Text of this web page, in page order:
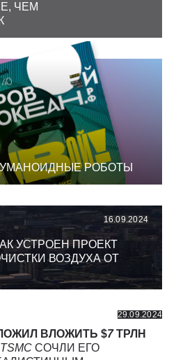
ЧЕМ
РОБОТЫ
16.09.2024
УСТРОЕН ПРОЕКТ
ВОЗДУХА ОТ
29.09.2024
ВЛОЖИТЬ $7ТРЛН
TSMC СОЧЛИ ЕГО